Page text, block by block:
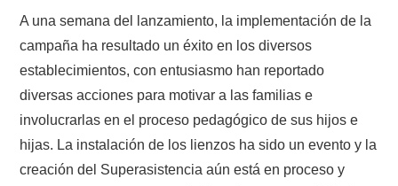
A una semana del lanzamiento, la implementación de la
campaña ha resultado un éxito en los diversos
establecimientos, con entusiasmo han reportado
diversas acciones para motivar a las familias e
involucrarlas en el proceso pedagógico de sus hijos e
hijas. La instalación de los lienzos ha sido un evento y la
creación del Superasistencia aún está en proceso y